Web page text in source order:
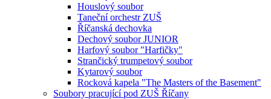
Houslový soubor
Taneční orchestr ZUŠ
Říčanská dechovka
Dechový soubor JUNIOR
Harfový soubor "Harfičky"
Strančický trumpetový soubor
Kytarový soubor
Rocková kapela "The Masters of the Basement"
Soubory pracující pod ZUŠ Říčany